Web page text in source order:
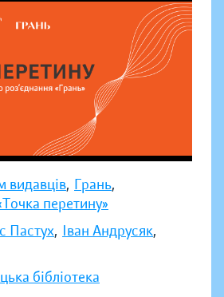
видавців, Грань,
перетину»
Пастух, Іван Андрусяк,
бібліотека